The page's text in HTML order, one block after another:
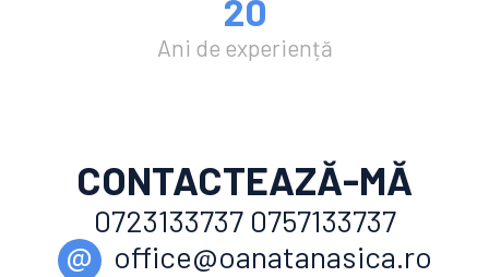
20
Ani de experiență
CONTACTEAZĂ-MĂ
0723133737 0757133737
@ office@oanatanasica.ro